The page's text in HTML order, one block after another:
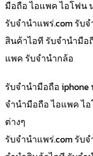
มือถือ ไอแพค ไอโฟน
รับจํานําแพร่.com รับ
สินค้าไอที รับจำนำมือ
แพค รับจำนำกล้อ
รับจำนำมือถือ
จำนำมือถือ ไอแพค ไ
ต่างๆ
รับจํานําแพร่.com รับ